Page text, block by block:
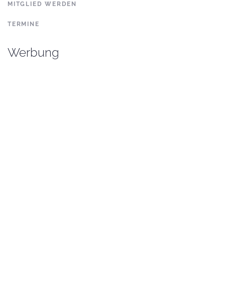
MITGLIED WERDEN
TERMINE
Werbung